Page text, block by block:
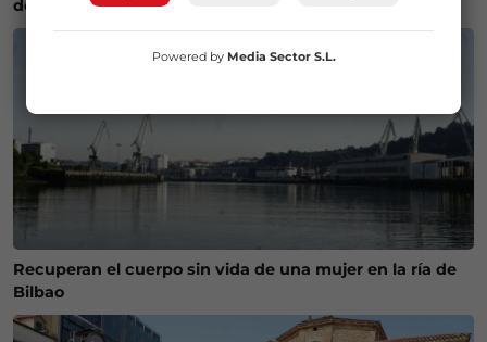
de alcohol y drogas para evitar accidentes
Recuperan el cuerpo sin vida de una mujer en la ría de
Bilbao
Powered by Media Sector S.L.